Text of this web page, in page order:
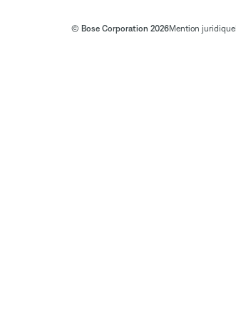
© Bose Corporation 2026Mention juridique